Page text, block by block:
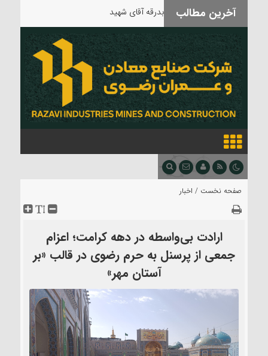
آخرین مطالب بدرقه آقای شهید
صفحه نخست / اخبار
ارادت بی‌واسطه در دهه کرامت؛ اعزام
جمعی از پرسنل به حرم رضوی در قالب «بر
آستان مهر»